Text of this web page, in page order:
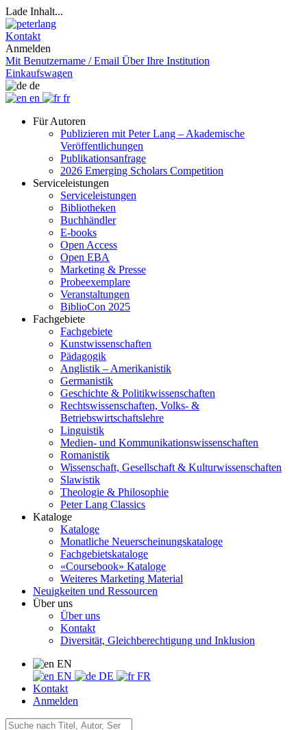
Lade Inhalt...
Kontakt
Anmelden
Mit Benutzername / Email Über Ihre Institution
Einkaufswagen
de
en
fr
Für Autoren
Publizieren mit Peter Lang – Akademische
Veröffentlichungen
Publikationsanfrage
2026 Emerging Scholars Competition
Serviceleistungen
Serviceleistungen
Bibliotheken
Buchhändler
E-books
Open Access
Open EBA
Marketing & Presse
Probeexemplare
Veranstaltungen
BiblioCon 2025
Fachgebiete
Fachgebiete
Kunstwissenschaften
Pädagogik
Anglistik – Amerikanistik
Germanistik
Geschichte & Politikwissenschaften
Rechtswissenschaften, Volks- &
Betriebswirtschaftslehre
Linguistik
Medien- und Kommunikationswissenschaften
Romanistik
Wissenschaft, Gesellschaft & Kulturwissenschaften
Slawistik
Theologie & Philosophie
Peter Lang Classics
Kataloge
Kataloge
Monatliche Neuerscheinungskataloge
Fachgebietskataloge
«Coursebook» Kataloge
Weiteres Marketing Material
Neuigkeiten und Ressourcen
Über uns
Über uns
Kontakt
Diversität, Gleichberechtigung und Inklusion
EN
EN
DE
FR
Kontakt
Anmelden